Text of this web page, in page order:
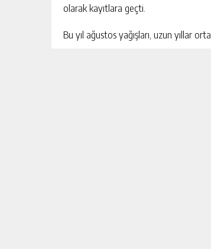
olarak kayıtlara geçti.
Bu yıl ağustos yağışları, uzun yıllar